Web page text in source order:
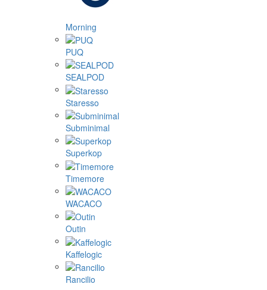
Morning
PUQ
SEALPOD
Staresso
Subminimal
Superkop
Timemore
WACACO
Outin
Kaffelogic
Rancilio